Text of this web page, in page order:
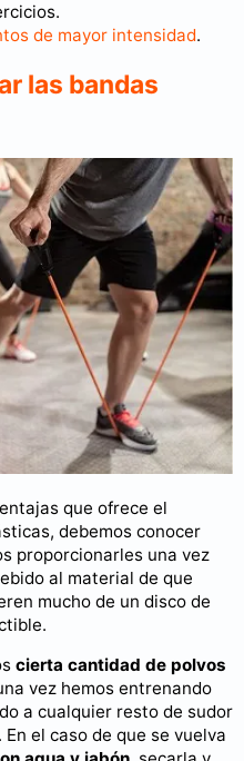
de mayor intensidad.
las bandas
que ofrece el
debemos conocer
proporcionarles una vez
al material de que
mucho de un disco de
cierta cantidad de polvos
vez hemos entrenando
a cualquier resto de sudor
el caso de que se vuelva